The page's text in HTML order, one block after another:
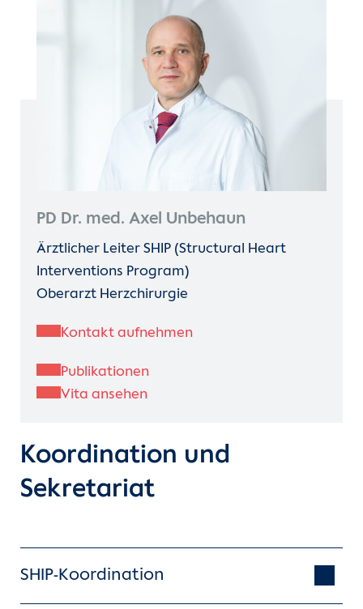
PD Dr. med. Axel Unbehaun
Ärztlicher Leiter SHIP (Structural Heart
Interventions Program)
Oberarzt Herzchirurgie
Kontakt aufnehmen
Publikationen
Vita ansehen
Koordination und
Sekretariat
SHIP-Koordination